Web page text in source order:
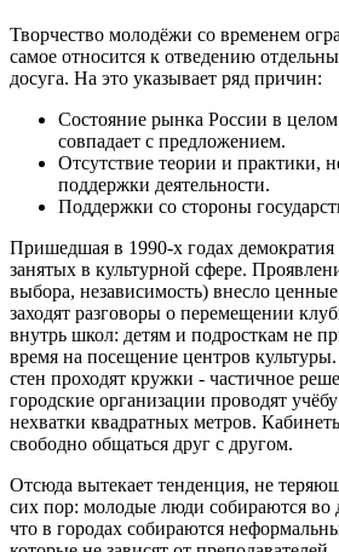
Творчество молодёжи со временем
самое относится к отведению
досуга. На это указывает ряд причин:
Состояние рынка России в
совпадает с предложением.
Отсутствие теории и практики,
поддержки деятельности.
Поддержки со стороны
Пришедшая в 1990-х годах
занятых в культурной сфере.
выбора, независимость) внесло
заходят разговоры о перемещении
внутрь школ: детям и подросткам не
время на посещение центров
стен проходят кружки - частичное
городские организации проводят
нехватки квадратных метров.
свободно общаться друг с другом.
Отсюда вытекает тенденция, не
сих пор: молодые люди собираются во
что в городах собираются